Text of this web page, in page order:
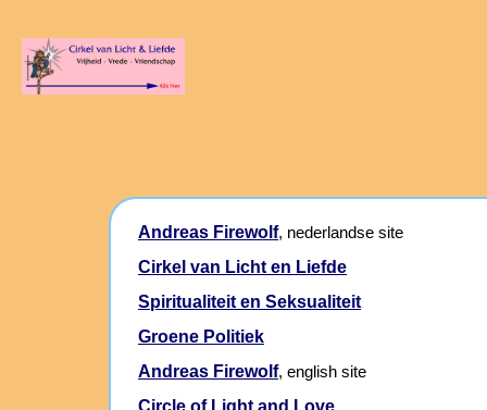
Andreas Firewolf, nederlandse site
Cirkel van Licht en Liefde
Spiritualiteit en Seksualiteit
Groene Politiek
Andreas Firewolf, english site